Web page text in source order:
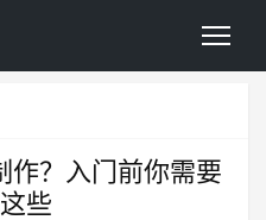
作？入门前你需要
些